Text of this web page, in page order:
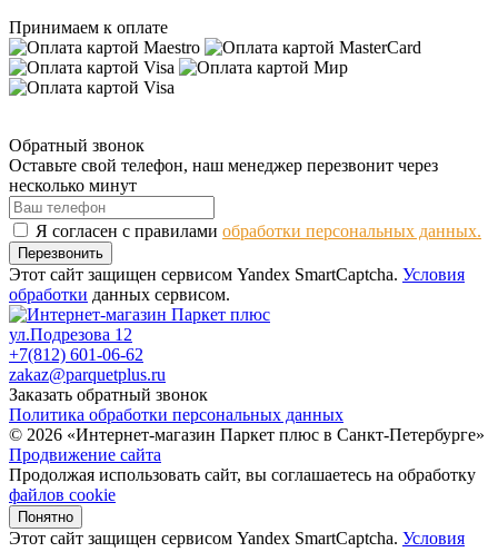
Принимаем к оплате
Обратный звонок
Оставьте свой телефон, наш менеджер перезвонит через
несколько минут
Я согласен с правилами обработки персональных данных.
Перезвонить
Этот сайт защищен сервисом Yandex SmartCaptcha. Условия
обработки данных сервисом.
ул.Подрезова 12
+7(812) 601-06-62
zakaz@parquetplus.ru
Заказать обратный звонок
Политика обработки персональных данных
© 2026 «Интернет-магазин Паркет плюс в Санкт-Петербурге»
Продвижение сайта
Продолжая использовать сайт, вы соглашаетесь на обработку
файлов cookie
Понятно
Этот сайт защищен сервисом Yandex SmartCaptcha. Условия